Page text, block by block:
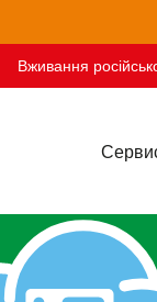
Вживання